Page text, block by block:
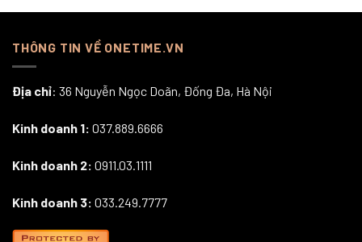
THÔNG TIN VỀ ONETIME.VN
Địa chỉ: 36 Nguyễn Ngọc Doãn, Đống Đa, Hà Nội
Kinh doanh 1: 037.889.6666
Kinh doanh 2: 0911.03.1111
Kinh doanh 3: 033.249.7777